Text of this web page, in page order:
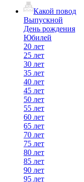
Какой повод
Выпускной
День рождения
Юбилей
20 лет
25 лет
30 лет
35 лет
40 лет
45 лет
50 лет
55 лет
60 лет
65 лет
70 лет
75 лет
80 лет
85 лет
90 лет
95 лет